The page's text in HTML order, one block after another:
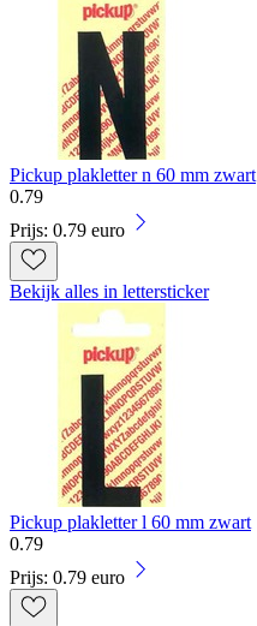
Pickup plakletter n 60 mm zwart
0.79
Prijs: 0.79 euro
Bekijk alles in lettersticker
Pickup plakletter l 60 mm zwart
0.79
Prijs: 0.79 euro